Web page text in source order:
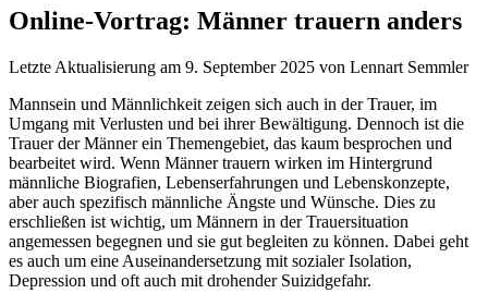
Online-Vortrag: Männer trauern anders
Letzte Aktualisierung am 9. September 2025 von Lennart Semmler
Mannsein und Männlichkeit zeigen sich auch in der Trauer, im
Umgang mit Verlusten und bei ihrer Bewältigung. Dennoch ist die
Trauer der Männer ein Themengebiet, das kaum besprochen und
bearbeitet wird. Wenn Männer trauern wirken im Hintergrund
männliche Biografien, Lebenserfahrungen und Lebenskonzepte,
aber auch spezifisch männliche Ängste und Wünsche. Dies zu
erschließen ist wichtig, um Männern in der Trauersituation
angemessen begegnen und sie gut begleiten zu können. Dabei geht
es auch um eine Auseinandersetzung mit sozialer Isolation,
Depression und oft auch mit drohender Suizidgefahr.